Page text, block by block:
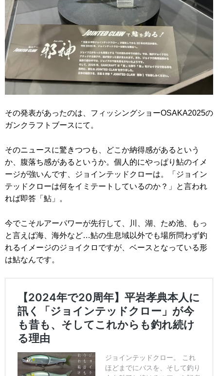
その発表があったのは、フィッシングショーOSAKA2025の
ガンクラフトブースにて。
そのニュースに驚きつつも、どこか納得感があるという
か、腹落ち感があるというか。個人的にやっぱり鮎のイメ
ージが強いんです、ジョインテッドクローは。「ジョイン
テッドクローは何をイミテートしているのか？」と言われ
れば即答「鮎」。
今でこそルアーパワーが先行して、川、湖、ため池、もっ
と言えば海、海外など…鮎の生息域以外でも場所問わず釣
れるイメージのジョイクロですが、ベースとなっている形
は鮎なんです。